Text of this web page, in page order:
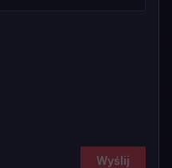
Wyślij